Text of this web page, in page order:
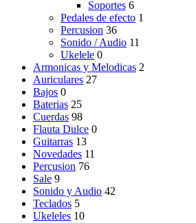
Soportes 6
Pedales de efecto 1
Percusion 36
Sonido / Audio 11
Ukelele 0
Armonicas y Melodicas 2
Auriculares 27
Bajos 0
Baterias 25
Cuerdas 98
Flauta Dulce 0
Guitarras 13
Novedades 11
Percusion 76
Sale 9
Sonido y Audio 42
Teclados 5
Ukeleles 10